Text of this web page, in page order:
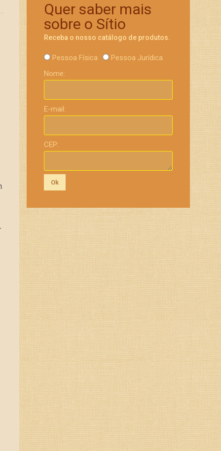
Quer saber mais
sobre o Sítio
Receba o nosso catálogo de produtos.
Pessoa Física
Pessoa Jurídica
Nome:
E-mail:
CEP:
Ok